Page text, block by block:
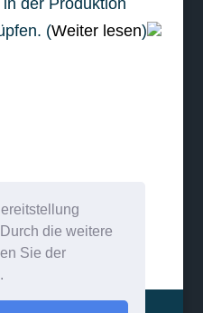
die weitere
Sie der
der Produktion
(Weiter lesen)